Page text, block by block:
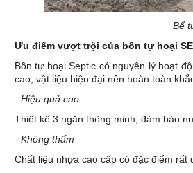
Bể
Ưu điểm vượt trội của bồn tự hoại
Bồn tự hoại Septic có nguyên lý hoạt
cao, vật liệu hiện đại nên hoàn toàn
- Hiệu quả cao
Thiết kế 3 ngăn thông minh, đảm bảo
- Không thấm
Chất liệu nhựa cao cấp có đặc điểm